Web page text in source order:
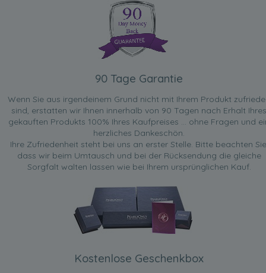
90 Tage Garantie
Wenn Sie aus irgendeinem Grund nicht mit Ihrem Produkt
sind, erstatten wir Ihnen innerhalb von 90 Tagen nach Erhalt Ihres
gekauften Produkts 100% Ihres Kaufpreises ... ohne Fragen und
herzliches Dankeschön.
Ihre Zufriedenheit steht bei uns an erster Stelle. Bitte beachten
dass wir beim Umtausch und bei der Rücksendung die gleiche
Sorgfalt walten lassen wie bei Ihrem ursprünglichen Kauf.
Kostenlose Geschenkbox